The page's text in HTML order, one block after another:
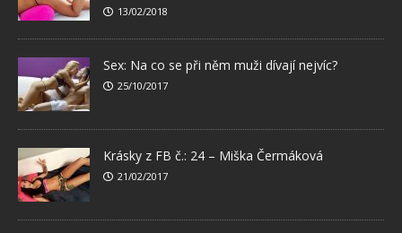
13/02/2018
Sex: Na co se při něm muži dívají nejvíc?
25/10/2017
Krásky z FB č.: 24 – Miška Čermáková
21/02/2017